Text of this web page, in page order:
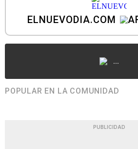
ELNUEVODIA.COM
...
POPULAR EN LA COMUNIDAD
PUBLICIDAD